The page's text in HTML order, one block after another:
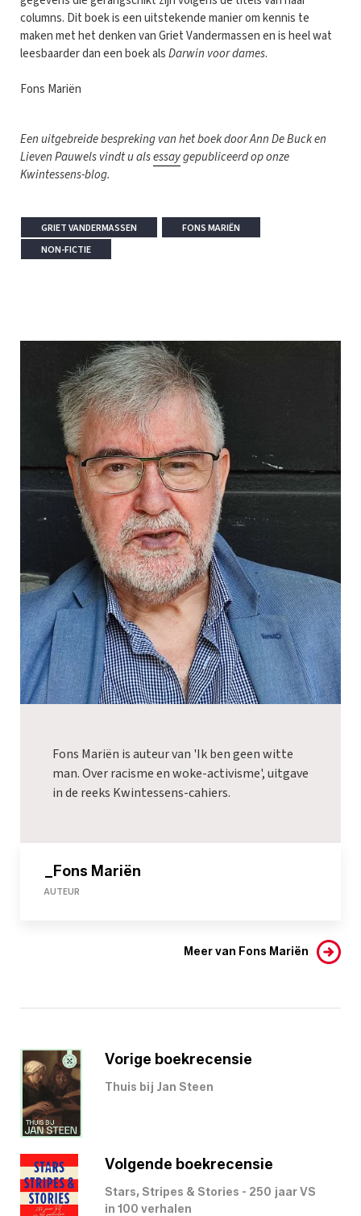
columns. Dit boek is een uitstekende manier om kennis te
maken met het denken van Griet Vandermassen en is heel wat
leesbaarder dan een boek alsDarwin voor dames.
Fons Mariën
Een uitgebreide bespreking van het boek door Ann De Buck en
Lieven Pauwels vindt u alsessaygepubliceerd op onze
Kwintessens-blog.
GRIET VANDERMASSEN
FONS MARIËN
NON-FICTIE
Fons Mariën is auteur van 'Ik ben geen witte
man. Over racisme en woke-activisme', uitgave
in de reeks Kwintessens-cahiers.
_Fons Mariën
AUTEUR
Meer van Fons Mariën
Vorige boekrecensie
Thuis bij Jan Steen
Volgende boekrecensie
Stars, Stripes & Stories - 250 jaar VS
in 100 verhalen